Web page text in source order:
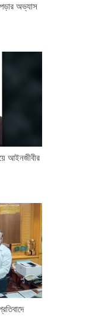
অভ্যাস
আইনজীবীর